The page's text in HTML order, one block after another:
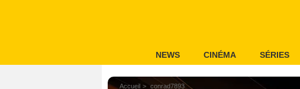
NEWS CINÉMA SÉRIES
Accueil conrad7893